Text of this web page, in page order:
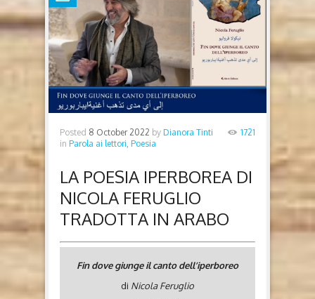
Posted 8 October 2022 by Dianora Tinti
in Parola ai lettori, Poesia
1721
LA POESIA IPERBOREA DI
NICOLA FERUGLIO
TRADOTTA IN ARABO
Fin dove giunge il canto dell’iperboreo
di Nicola Feruglio